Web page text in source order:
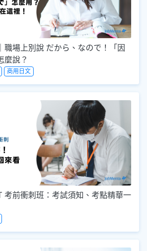
職場上別說 だから、なので！「因
麼說？
商用日文
考前衝刺班：考試須知、考點精華一